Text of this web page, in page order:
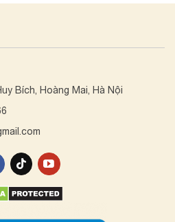
Bích, Hoàng Mai, Hà Nội